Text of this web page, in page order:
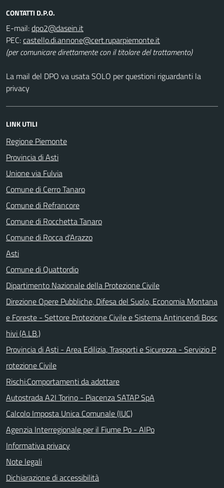
CONTATTI D.P.O.
E-mail:
PEC:
(per comunicare direttamente con il titolare del trattamento)
La mail del DPO va usata SOLO per questioni riguardanti la
privacy
LINK UTILI
Regione Piemonte
Provincia di Asti
Unione via Fulvia
Comune di Cerro Tanaro
Comune di Refrancore
Comune di Rocchetta Tanaro
Comune di Rocca d'Arazzo
Asti
Comune di Quattordio
Dipartimento Nazionale della Protezione Civile
Direzione Opere Pubbliche, Difesa del Suolo, Economia Montana
e Foreste - Settore Protezione Civile e Sistema Antincendi Bosc
hivi (A.LB.)
Provincia di Asti - Area Edilizia, Trasporti e Sicurezza - Servizio P
rotezione Civile
Rischi:Comportamenti da adottare
Autostrada A2I Torino - Piacenza SATAP SpA
Calcolo Imposta Unica Comunale (IUC)
Agenzia Interregionale per il Fiume Po - AIPo
Informativa privacy
Note legali
Dichiarazione di accessibilità